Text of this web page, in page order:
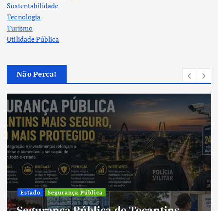
Sustentabilidade
Tecnologia
Turismo
Utilidade Pública
Não Perca!
Cultura
Cultura do Tocantins